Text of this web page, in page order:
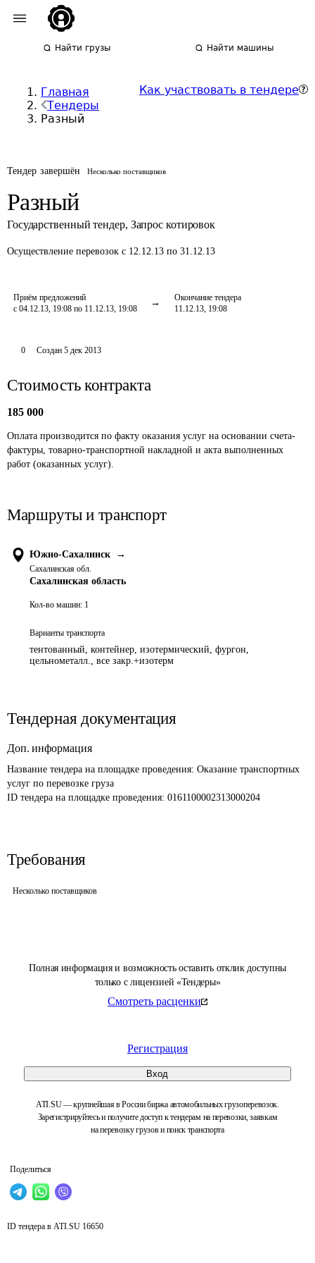
Найти грузы Найти машины
Главная
Тендеры
Разный
Как участвовать в тендере
Тендер завершён Несколько поставщиков
Разный
Государственный тендер, Запрос котировок
Осуществление перевозок с 12.12.13 по 31.12.13
Приём предложений
с 04.12.13, 19:08 по 11.12.13, 19:08
Окончание тендера
11.12.13, 19:08
Полная информация и возможность оставить отклик доступны
только с лицензией «Тендеры»
Смотреть расценки
Регистрация
Вход
ATI.SU — крупнейшая в России биржа автомобильных грузоперевозок.
Зарегистрируйтесь и получите доступ к тендерам на перевозки, заявкам
на перевозку грузов и поиск транспорта
Поделиться
0 Создан 5 дек 2013
Стоимость контракта
185 000
Оплата производится по факту оказания услуг на основании счета-
фактуры, товарно-транспортной накладной и акта выполненных
работ (оказанных услуг).
Маршруты и транспорт
Южно-Сахалинск →
Сахалинская обл.
Сахалинская область
Кол-во машин: 1
Варианты транспорта
тентованный, контейнер, изотермический, фургон,
цельнометалл., все закр.+изотерм
Тендерная документация
Доп. информация
Название тендера на площадке проведения: Оказание транспортных
услуг по перевозке груза
ID тендера на площадке проведения: 0161100002313000204
Требования
Несколько поставщиков
ID тендера в ATI.SU 16650